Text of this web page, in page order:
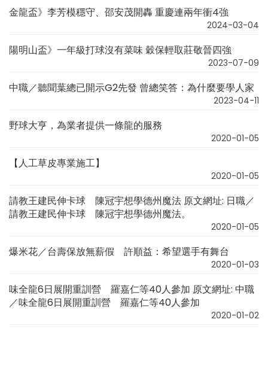
金龍盃》李芳模穩守、邵安茂開轟 重慶連兩年衝4強
2024-03-04
陽明山盃》一年級打球沒有菜味 穀保輕取莊敬晉四強
2023-07-09
中職／聽聞葉總已開示G2先發 曾總笑答：為什麼要學人家
2023-04-11
野球大亨，為業者提供一條龍的服務
2020-01-05
【人工草皮專業施工】
2020-01-05
請教王建民伸卡球 陳冠宇想學德州魔法 原文網址: 日職／
請教王建民伸卡球 陳冠宇想學德州魔法。
2020-01-05
爆米花／台壽保放無薪假 許順益：希望選手有舞台
2020-01-03
味全龍6日展開重訓營 羅嘉仁等40人參加 原文網址: 中職
／味全龍6日展開重訓營 羅嘉仁等40人參加
2020-01-02